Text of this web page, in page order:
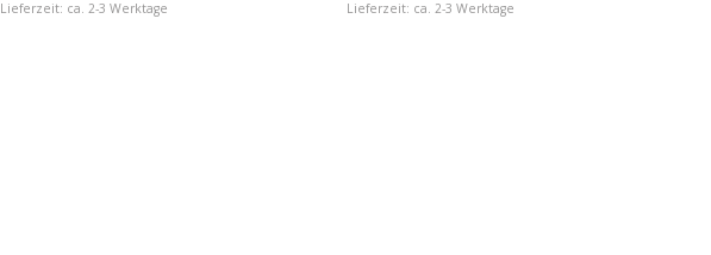
Lieferzeit: ca. 2-3 Werktage Lieferzeit: ca. 2-3 Werktage